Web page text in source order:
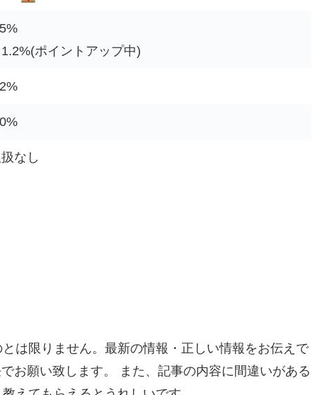
ポイントアップ中)
なし
は限りません。最新の情報・正しい情報をお伝えで
お願い致します。 また、記事の内容に間違いがある